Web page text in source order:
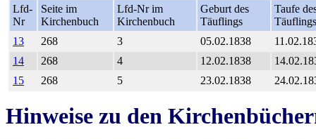
Lfd-
Nr
Seite im
Kirchenbuch
Lfd-Nr im
Kirchenbuch
Geburt des
Täuflings
Taufe
Täuflings
13
268 3 05.02.1838
14
268 4 12.02.1838
15
268 5 23.02.1838
Hinweise zu den